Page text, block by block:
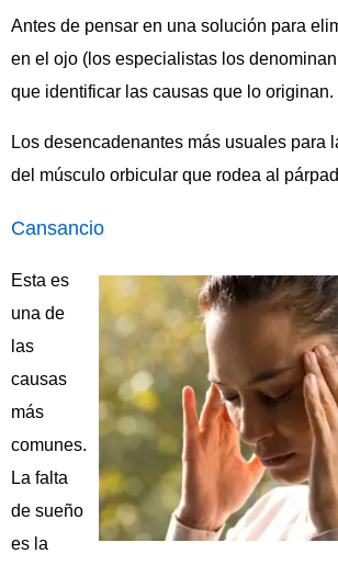
Antes de pensar en una solución para
en el ojo (los especialistas los denominan
que identificar las causas que lo originan.
Los desencadenantes más usuales para
del músculo orbicular que rodea al
Cansancio
Esta es
una de
las
causas
más
comunes.
La falta
de sueño
es la